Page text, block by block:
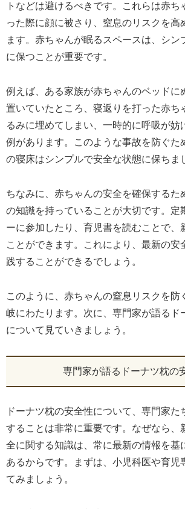
トなどは避けるべきです。これらは赤ち
った際に顔に被さり、窒息のリスクを高
ます。赤ちゃんが眠るスペースは、シン
に保つことが重要です。
例えば、ある家族が赤ちゃんのベッドに
置いていたところ、寝返りを打った赤ち
るみに埋めてしまい、一時的に呼吸が妨
例があります。このような事故を防ぐた
の寝床はシンプルで安全な状態に保ちま
ちなみに、赤ちゃんの安全を確保するた
の知識を持っていることが大切です。定
ーに参加したり、育児書を読むことで、
ことができます。これにより、最新の安
践することができるでしょう。
このように、赤ちゃんの窒息リスクを防
岐にわたります。次に、専門家が語るド
について見ていきましょう。
専門家が語るドーナツ枕の
ドーナツ枕の安全性について、専門家た
することは非常に重要です。なぜなら、
全に関する知識は、常に最新の情報を基
あるからです。まずは、小児科医や育児
てみましょう。